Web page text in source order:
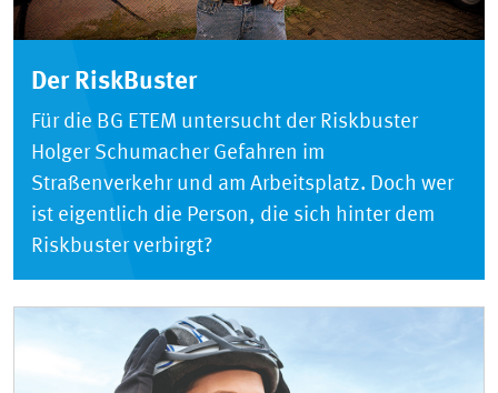
Der RiskBuster
Für die BG ETEM untersucht der Riskbuster
Holger Schumacher Gefahren im
Straßenverkehr und am Arbeitsplatz. Doch wer
ist eigentlich die Person, die sich hinter dem
Riskbuster verbirgt?